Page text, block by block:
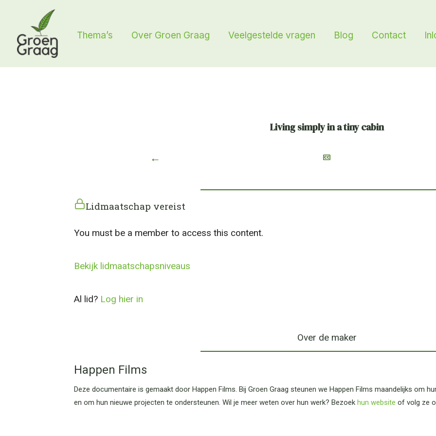
inhoud
Thema’s Over Groen Graag Veelgestelde vragen Blog Contact
Living simply in a tiny cabin
←
Lidmaatschap vereist
You must be a member to access this content.
Bekijk lidmaatschapsniveaus
Al lid? Log hier in
Over de maker
Happen Films
Deze documentaire is gemaakt door Happen Films. Bij Groen Graag steunen we Happen Films maandelijks om
en om hun nieuwe projecten te ondersteunen. Wil je meer weten over hun werk? Bezoek hun website of volg ze